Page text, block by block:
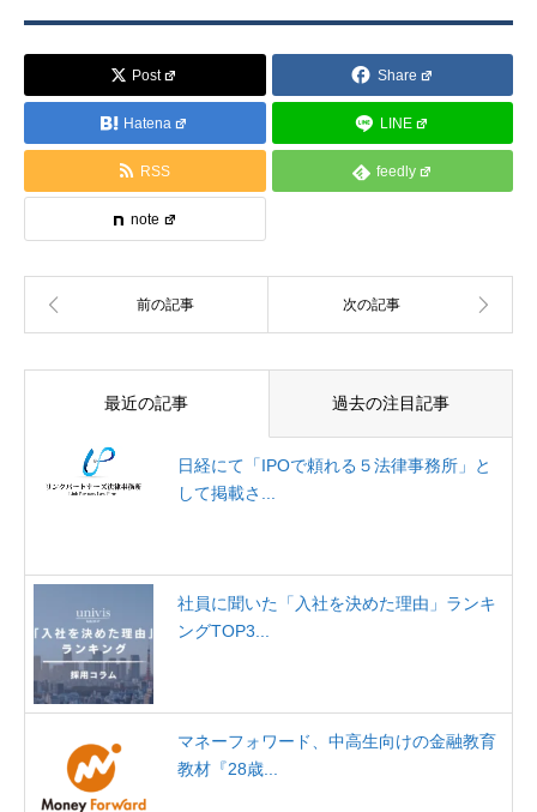
Post Share
Hatena LINE
RSS feedly
note
最近の記事 過去の注目記事
日経にて「IPOで頼れる５法律事務所」と
して掲載さ...
社員に聞いた「入社を決めた理由」ランキ
ングTOP3...
マネーフォワード、中高生向けの金融教育
教材『28歳...